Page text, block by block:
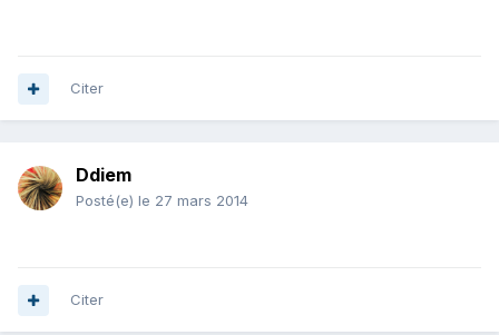
Citer
Ddiem
Posté(e) le 27 mars 2014
Citer